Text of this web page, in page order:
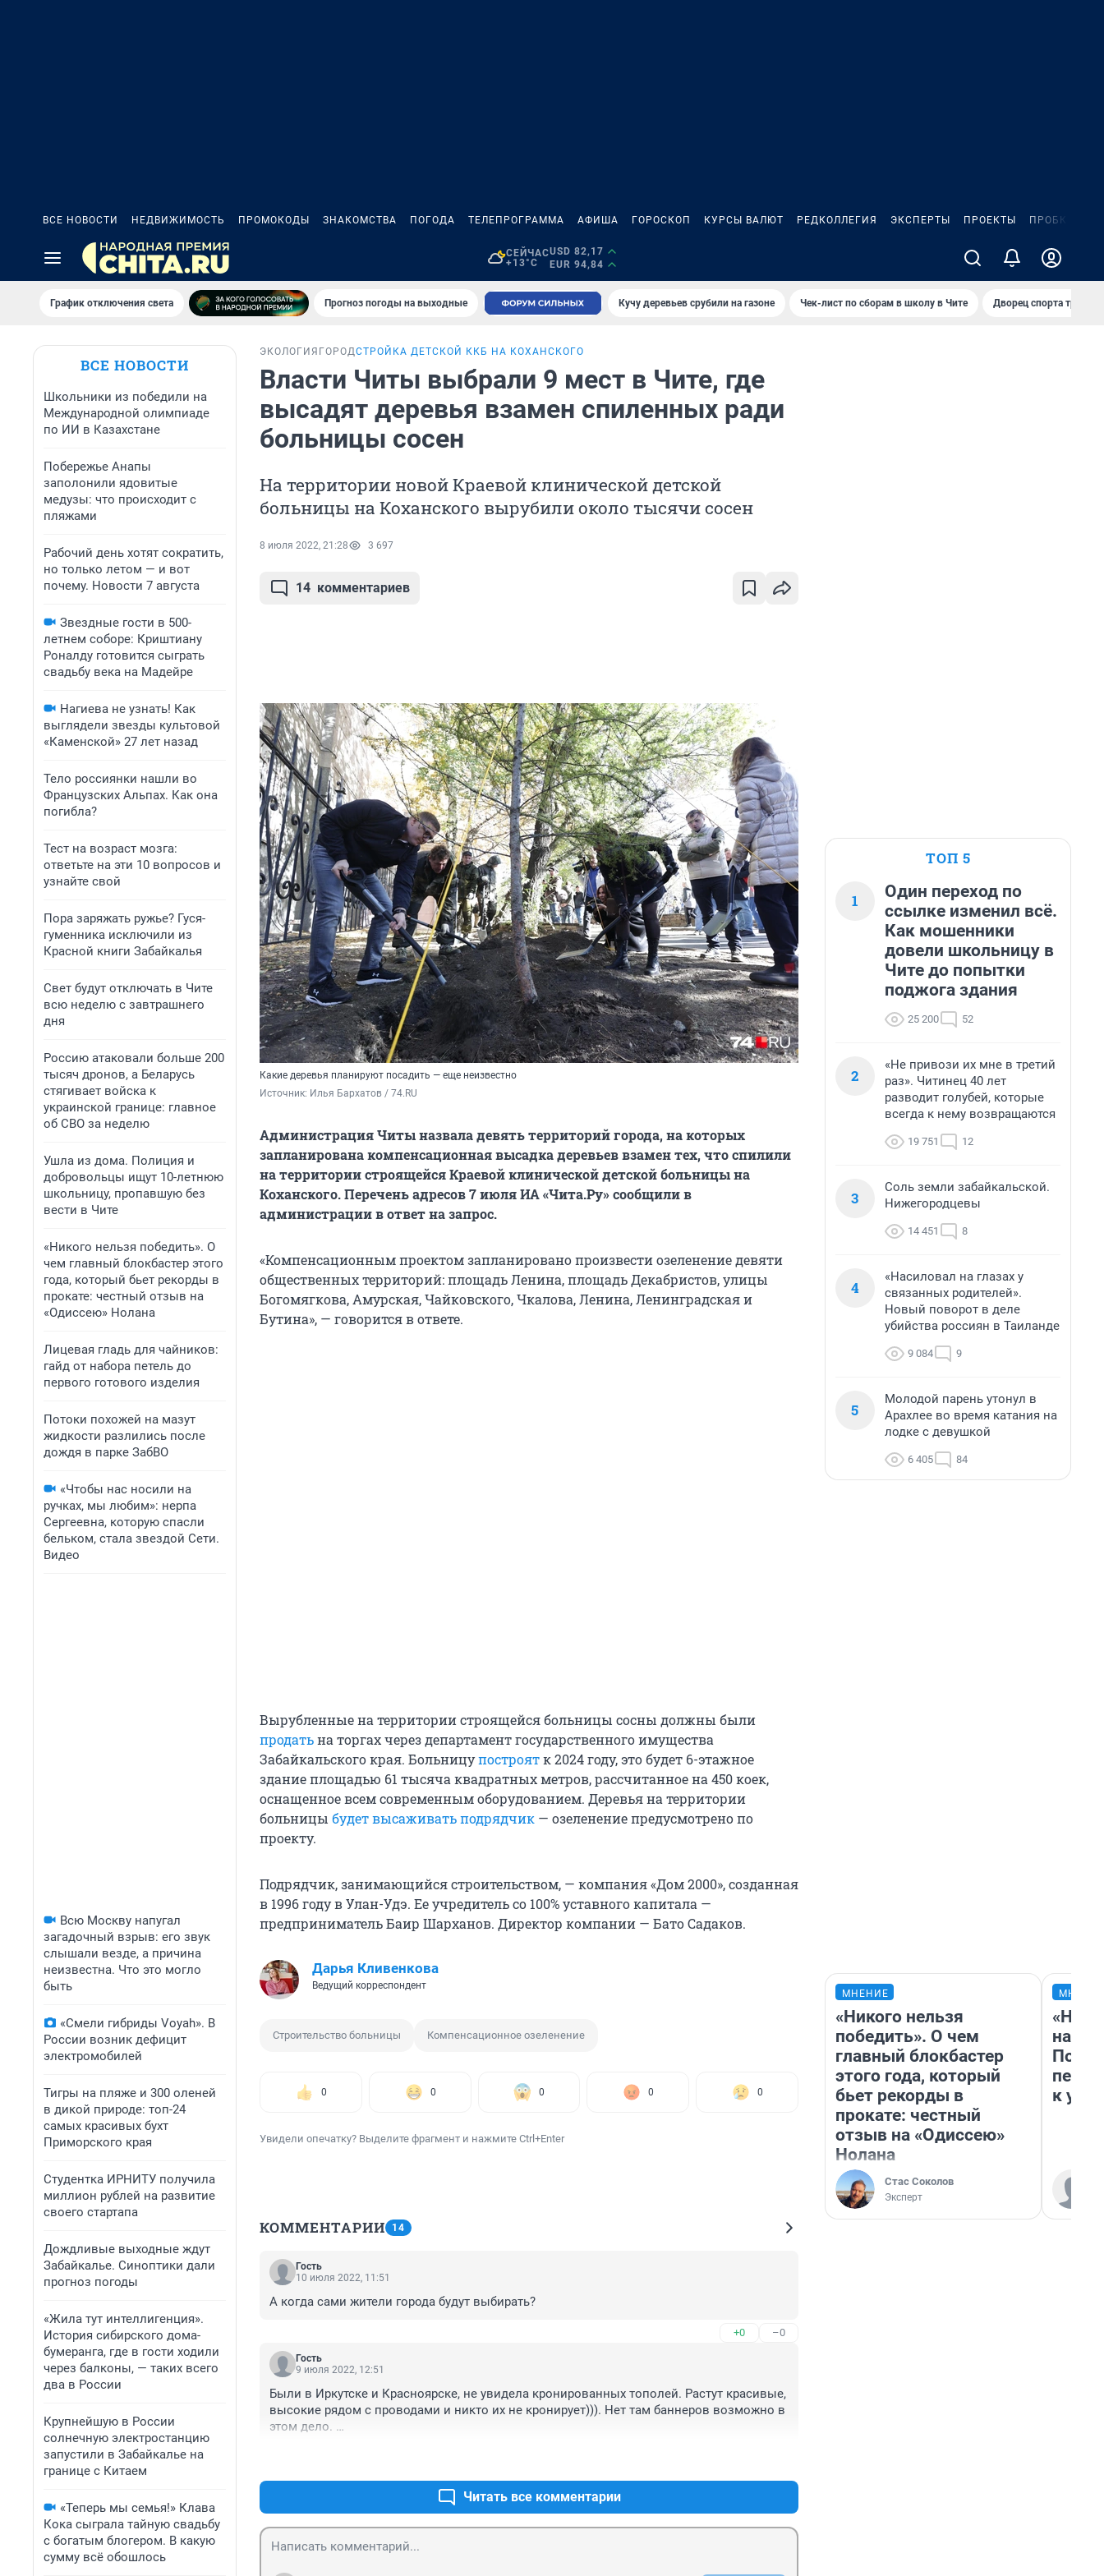
ВСЕ НОВОСТИ НЕДВИЖИМОСТЬ ПРОМОКОДЫ ЗНАКОМСТВА ПОГОДА ТЕЛЕПРОГРАММА АФИША ГОРОСКОП КУРСЫ ВАЛЮТ РЕДКОЛЛЕГИЯ ЭКСПЕРТЫ ПРОЕКТЫ ПРОБКИ
СЕЙЧАС
+13°C
USD 82,17
EUR 94,84
График отключения света Прогноз погоды на выходные Кучу деревьев срубили на газоне Чек-лист по сборам в школу в Чите Дворец спорта
ВСЕ НОВОСТИ
Школьники из победили на
Международной олимпиаде
по ИИ в Казахстане
Побережье Анапы
заполонили ядовитые
медузы: что происходит с
пляжами
Рабочий день хотят сократить,
но только летом — и вот
почему. Новости 7 августа
Звездные гости в 500-
летнем соборе: Криштиану
Роналду готовится сыграть
свадьбу века на Мадейре
Нагиева не узнать! Как
выглядели звезды культовой
«Каменской» 27 лет назад
Тело россиянки нашли во
Французских Альпах. Как она
погибла?
Тест на возраст мозга:
ответьте на эти 10 вопросов и
узнайте свой
Пора заряжать ружье? Гуся-
гуменника исключили из
Красной книги Забайкалья
Свет будут отключать в Чите
всю неделю с завтрашнего
дня
Россию атаковали больше 200
тысяч дронов, а Беларусь
стягивает войска к
украинской границе: главное
об СВО за неделю
Ушла из дома. Полиция и
добровольцы ищут 10-летнюю
школьницу, пропавшую без
вести в Чите
«Никого нельзя победить». О
чем главный блокбастер этого
года, который бьет рекорды в
прокате: честный отзыв на
«Одиссею» Нолана
Лицевая гладь для чайников:
гайд от набора петель до
первого готового изделия
Потоки похожей на мазут
жидкости разлились после
дождя в парке ЗабВО
«Чтобы нас носили на
ручках, мы любим»: нерпа
Сергеевна, которую спасли
бельком, стала звездой Сети.
Видео
Всю Москву напугал
загадочный взрыв: его звук
слышали везде, а причина
неизвестна. Что это могло
быть
«Смели гибриды Voyah». В
России возник дефицит
электромобилей
Тигры на пляже и 300 оленей
в дикой природе: топ-24
самых красивых бухт
Приморского края
Студентка ИРНИТУ получила
миллион рублей на развитие
своего стартапа
Дождливые выходные ждут
Забайкалье. Синоптики дали
прогноз погоды
«Жила тут интеллигенция».
История сибирского дома-
бумеранга, где в гости ходили
через балконы, — таких всего
два в России
Крупнейшую в России
солнечную электростанцию
запустили в Забайкалье на
границе с Китаем
«Теперь мы семья!» Клава
Кока сыграла тайную свадьбу
с богатым блогером. В какую
сумму всё обошлось
ЭКОЛОГИЯ ГОРОДСТРОЙКА ДЕТСКОЙ ККБ НА КОХАНСКОГО
Власти Читы выбрали 9 мест в Чите, где
высадят деревья взамен спиленных ради
больницы сосен
На территории новой Краевой клинической детской
больницы на Коханского вырубили около тысячи сосен
8 июля 2022, 21:28 3 697
14 комментариев
Какие деревья планируют посадить — еще неизвестно
Источник: Илья Бархатов / 74.RU
Администрация Читы назвала девять территорий города, на которых
запланирована компенсационная высадка деревьев взамен тех, что спилили
натерритории строящейся Краевой клинической детской больницы на
Коханского. Перечень адресов 7 июля ИА «Чита.Ру» сообщили в
администрации в ответ на запрос.
«Компенсационным проектом запланировано произвести озеленение девяти
общественных территорий: площадь Ленина, площадь Декабристов, улицы
Богомягкова, Амурская, Чайковского, Чкалова, Ленина, Ленинградская и
Бутина», — говорится в ответе.
Вырубленные на территории строящейся больницы сосны должны были
продатьна торгах через департамент государственного имущества
Забайкальского края. Больницупостроятк 2024 году, это будет 6-этажное
здание площадью 61 тысяча квадратных метров, рассчитанное на 450 коек,
оснащенное всем современным оборудованием. Деревья на территории
больницы будет высаживать подрядчик — озеленение предусмотрено по
проекту.
Подрядчик, занимающийся строительством, — компания «Дом 2000», созданная
в 1996 году в Улан-Удэ. Ее учредитель со 100% уставного капитала —
предприниматель Баир Шарханов. Директор компании — Бато Садаков.
Дарья Кливенкова
Ведущий корреспондент
Строительство больницы Компенсационное озеленение
0 0 0 0 0
Увидели опечатку? Выделите фрагмент и нажмите Ctrl+Enter
КОММЕНТАРИИ 14
Гость
10 июля 2022, 11:51
А когда сами жители города будут выбирать?
+0 –0
Гость
9 июля 2022, 12:51
Были в Иркутске и Красноярске, не увидела кронированных тополей. Растут красивые,
высокие рядом с проводами и никто их не кронирует))). Нет там баннеров возможно в
этом дело.
видов деревьев. Тополь поглощает из воздуха углекислый газ и вырабатывает
кислород, а по количеству образующегося кислорода тополь в десятки раз
превосходит даже хвойные деревья.
Читать все комментарии
ТОП 5
1
Один переход по
ссылке изменил всё.
Как мошенники
довели школьницу в
Чите до попытки
поджога здания
25 200 52
2
«Не привози их мне в третий
раз». Читинец 40 лет
разводит голубей, которые
всегда к нему возвращаются
19 751 12
3
Соль земли забайкальской.
Нижегородцевы
14 451 8
4
«Насиловал на глазах у
связанных родителей».
Новый поворот в деле
убийства россиян в Таиланде
9 084 9
5
Молодой парень утонул в
Арахлее во время катания на
лодке с девушкой
6 405 84
МНЕНИЕ
«Никого нельзя
победить». О чем
главный блокбастер
этого года, который
бьет рекорды в
прокате: честный
отзыв на «Одиссею»
Нолана
Стас Соколов
Эксперт
надо
к